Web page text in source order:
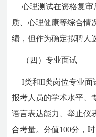
心理测试在资格复
质、心理健康等综合情
绩，但作为确定拟聘人
（四）专业面试
I类和II类岗位专业面
报考人员的学术水平、
语言表达能力、举止仪
合考量。分值100分，时